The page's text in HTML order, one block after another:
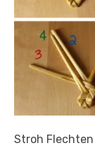
Stroh